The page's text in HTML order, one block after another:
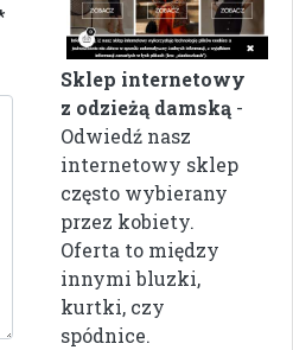
Sklep internetowy
z odzieżą damską -
Odwiedź nasz
internetowy sklep
często wybierany
przez kobiety.
Oferta to między
innymi bluzki,
kurtki, czy
spódnice.